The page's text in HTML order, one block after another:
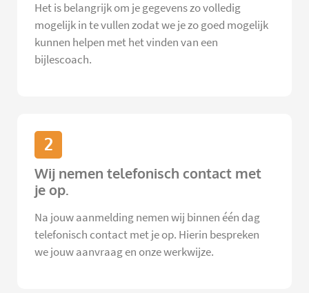
Het is belangrijk om je gegevens zo volledig
mogelijk in te vullen zodat we je zo goed mogelijk
kunnen helpen met het vinden van een
bijlescoach.
2
Wij nemen telefonisch contact met
je op.
Na jouw aanmelding nemen wij binnen één dag
telefonisch contact met je op. Hierin bespreken
we jouw aanvraag en onze werkwijze.